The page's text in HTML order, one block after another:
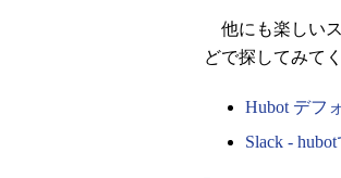
他にも楽しい
どで探してみて
Hubot デフ
Slack -